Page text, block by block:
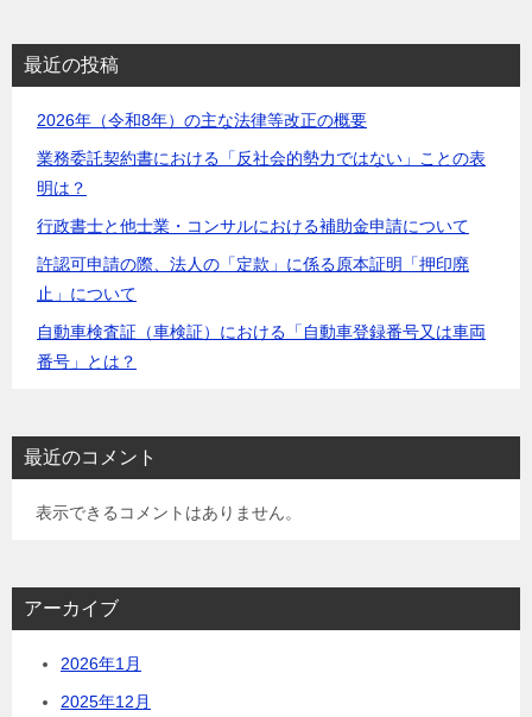
シ
ョ
最近の投稿
2026年（令和8年）の主な法律等改正の概要
業務委託契約書における「反社会的勢力ではない」ことの表
明は？
行政書士と他士業・コンサルにおける補助金申請について
許認可申請の際、法人の「定款」に係る原本証明「押印廃
止」について
自動車検査証（車検証）における「自動車登録番号又は車両
番号」とは？
最近のコメント
表示できるコメントはありません。
アーカイブ
2026年1月
2025年12月